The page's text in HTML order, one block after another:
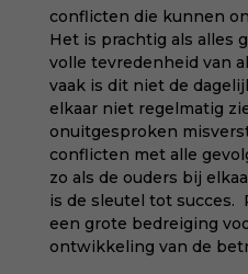
conflicten die kunnen
Het is prachtig als alles
volle tevredenheid van
vaak is dit niet de
elkaar niet regelmatig
onuitgesproken
conflicten met alle
zo als de ouders bij
is de sleutel tot succes.
een grote bedreiging
ontwikkeling van de